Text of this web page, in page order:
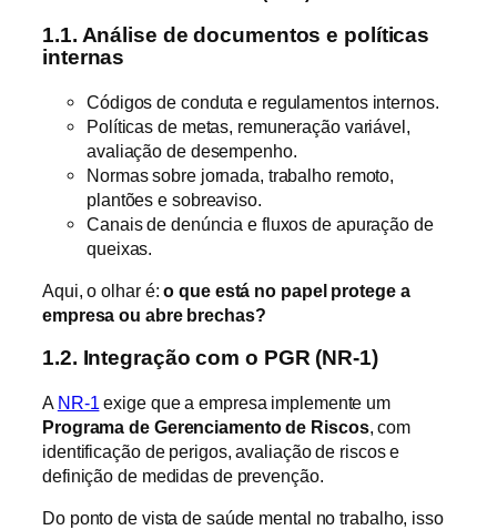
1.1. Análise de documentos e políticas
internas
Códigos de conduta e regulamentos internos.
Políticas de metas, remuneração variável,
avaliação de desempenho.
Normas sobre jornada, trabalho remoto,
plantões e sobreaviso.
Canais de denúncia e fluxos de apuração de
queixas.
Aqui, o olhar é:o que está no papel protege a
empresa ou abre brechas?
1.2. Integração com o PGR (NR-1)
A NR-1 exige que a empresa implemente um
Programa de Gerenciamento de Riscos, com
identificação de perigos, avaliação de riscos e
definição de medidas de prevenção.
Do ponto de vista de saúde mental no trabalho, isso